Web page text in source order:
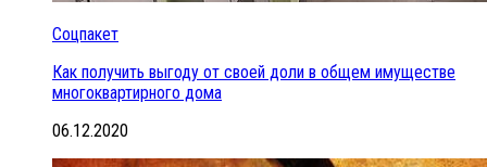
Соцпакет
Как получить выгоду от своей доли в общем имуществе
многоквартирного дома
06.12.2020